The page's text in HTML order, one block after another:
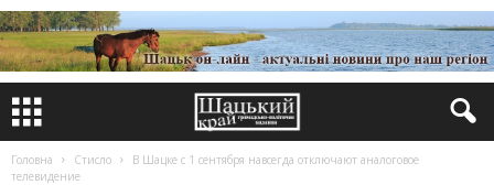
Головна Стисло
В Шацке с 1 сентября навсегда отключают аналоговое
телевидение